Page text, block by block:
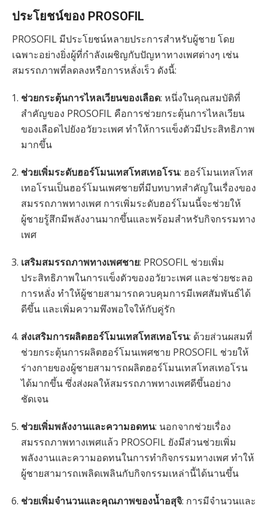
ประโยชน์ของ PROSOFIL
PROSOFIL มีประโยชน์หลายประการสำหรับผู้ชาย โดย
เฉพาะอย่างยิ่งผู้ที่กำลังเผชิญกับปัญหาทางเพศต่างๆ เช่น
สมรรถภาพที่ลดลงหรือการหลั่งเร็ว ดังนี้:
ช่วยกระตุ้นการไหลเวียนของเลือด: หนึ่งในคุณสมบัติที่
สำคัญของ PROSOFIL คือการช่วยกระตุ้นการไหลเวียน
ของเลือดไปยังอวัยวะเพศ ทำให้การแข็งตัวมีประสิทธิภาพ
มากขึ้น
ช่วยเพิ่มระดับฮอร์โมนเทสโทสเทอโรน: ฮอร์โมนเทสโทส
เทอโรนเป็นฮอร์โมนเพศชายที่มีบทบาทสำคัญในเรื่องของ
สมรรถภาพทางเพศ การเพิ่มระดับฮอร์โมนนี้จะช่วยให้
ผู้ชายรู้สึกมีพลังงานมากขึ้นและพร้อมสำหรับกิจกรรมทาง
เพศ
เสริมสมรรถภาพทางเพศชาย: PROSOFIL ช่วยเพิ่ม
ประสิทธิภาพในการแข็งตัวของอวัยวะเพศ และช่วยชะลอ
การหลั่ง ทำให้ผู้ชายสามารถควบคุมการมีเพศสัมพันธ์ได้
ดีขึ้น และเพิ่มความพึงพอใจให้กับคู่รัก
ส่งเสริมการผลิตฮอร์โมนเทสโทสเทอโรน: ด้วยส่วนผสมที่
ช่วยกระตุ้นการผลิตฮอร์โมนเพศชาย PROSOFIL ช่วยให้
ร่างกายของผู้ชายสามารถผลิตฮอร์โมนเทสโทสเทอโรน
ได้มากขึ้น ซึ่งส่งผลให้สมรรถภาพทางเพศดีขึ้นอย่าง
ชัดเจน
ช่วยเพิ่มพลังงานและความอดทน: นอกจากช่วยเรื่อง
สมรรถภาพทางเพศแล้ว PROSOFIL ยังมีส่วนช่วยเพิ่ม
พลังงานและความอดทนในการทำกิจกรรมทางเพศ ทำให้
ผู้ชายสามารถเพลิดเพลินกับกิจกรรมเหล่านี้ได้นานขึ้น
ช่วยเพิ่มจำนวนและคุณภาพของน้ำอสุจิ: การมีจำนวนและ